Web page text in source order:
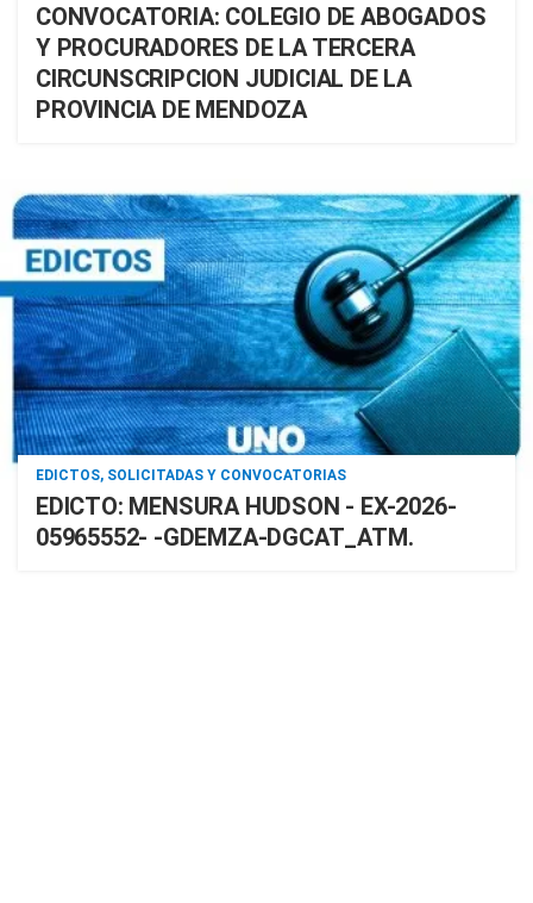
CONVOCATORIA: COLEGIO DE ABOGADOS
Y PROCURADORES DE LA TERCERA
CIRCUNSCRIPCION JUDICIAL DE LA
PROVINCIA DE MENDOZA
EDICTOS, SOLICITADAS Y CONVOCATORIAS
EDICTO: MENSURA HUDSON - EX-2026-
05965552- -GDEMZA-DGCAT_ATM.